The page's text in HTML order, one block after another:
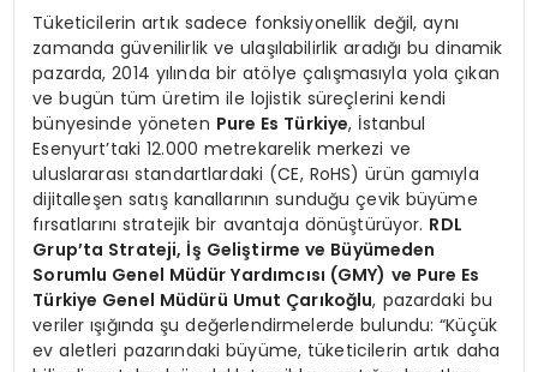
Tüketicilerin artık sadece fonksiyonellik değil, aynı
zamanda güvenilirlik ve ulaşılabilirlik aradığı bu dinamik
pazarda, 2014 yılında bir atölye çalışmasıyla yola çıkan
ve bugün tüm üretim ile lojistik süreçlerini kendi
bünyesinde yöneten Pure Es Türkiye, İstanbul
Esenyurt’taki 12.000 metrekarelik merkezi ve
uluslararası standartlardaki (CE, RoHS) ürün gamıyla
dijitalleşen satış kanallarının sunduğu çevik büyüme
fırsatlarını stratejik bir avantaja dönüştürüyor. RDL
Grup’ta Strateji, İş Geliştirme ve Büyümeden
Sorumlu Genel Müdür Yardımcısı (GMY) ve Pure Es
Türkiye Genel Müdürü Umut Çarıkoğlu, pazardaki bu
veriler ışığında şu değerlendirmelerde bulundu: “Küçük
ev aletleri pazarındaki büyüme, tüketicilerin artık daha